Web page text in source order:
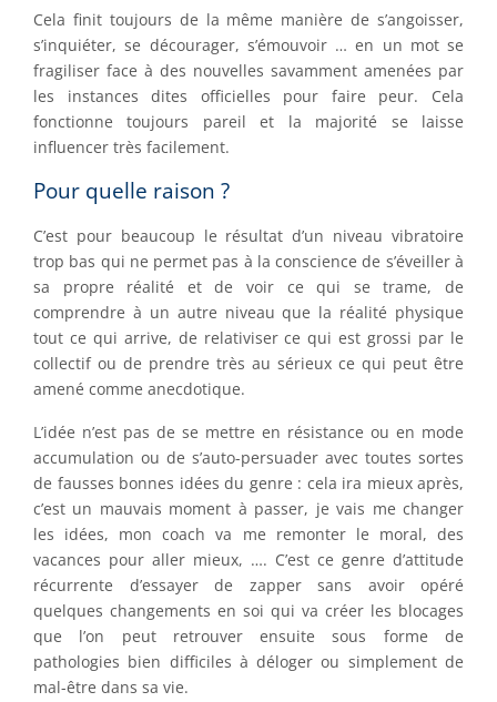
Cela finit toujours de la même manière de s’angoisser,
s’inquiéter, se décourager, s’émouvoir … en un mot se
fragiliser face à des nouvelles savamment amenées par
les instances dites officielles pour faire peur. Cela
fonctionne toujours pareil et la majorité se laisse
influencer très facilement.
Pour quelle raison ?
C’est pour beaucoup le résultat d’un niveau vibratoire
trop bas qui ne permet pas à la conscience de s’éveiller à
sa propre réalité et de voir ce qui se trame, de
comprendre à un autre niveau que la réalité physique
tout ce qui arrive, de relativiser ce qui est grossi par le
collectif ou de prendre très au sérieux ce qui peut être
amené comme anecdotique.
L’idée n’est pas de se mettre en résistance ou en mode
accumulation ou de s’auto-persuader avec toutes sortes
de fausses bonnes idées du genre : cela ira mieux après,
c’est un mauvais moment à passer, je vais me changer
les idées, mon coach va me remonter le moral, des
vacances pour aller mieux, …. C’est ce genre d’attitude
récurrente d’essayer de zapper sans avoir opéré
quelques changements en soi qui va créer les blocages
que l’on peut retrouver ensuite sous forme de
pathologies bien difficiles à déloger ou simplement de
mal-être dans sa vie.